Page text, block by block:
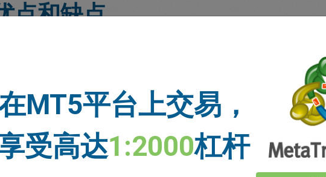
点和缺点
。
加风险敞口。
MT5平台上交易，
受高达1:2000杠杆